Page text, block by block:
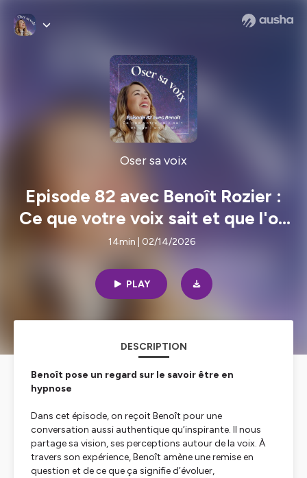
Oser sa voix
Episode 82 avec Benoît Rozier :
Ce que votre voix sait et que l'on
ignore
14min | 02/14/2026
PLAY
DESCRIPTION
Benoît pose un regard sur le savoir être en
hypnose
Dans cet épisode, on reçoit Benoît pour une
conversation aussi authentique qu’inspirante. Il nous
partage sa vision, ses perceptions autour de la voix. À
travers son expérience, Benoît amène une remise en
question et de ce que ça signifie d’évoluer,